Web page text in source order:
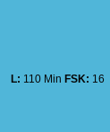
L: 110 Min FSK: 16